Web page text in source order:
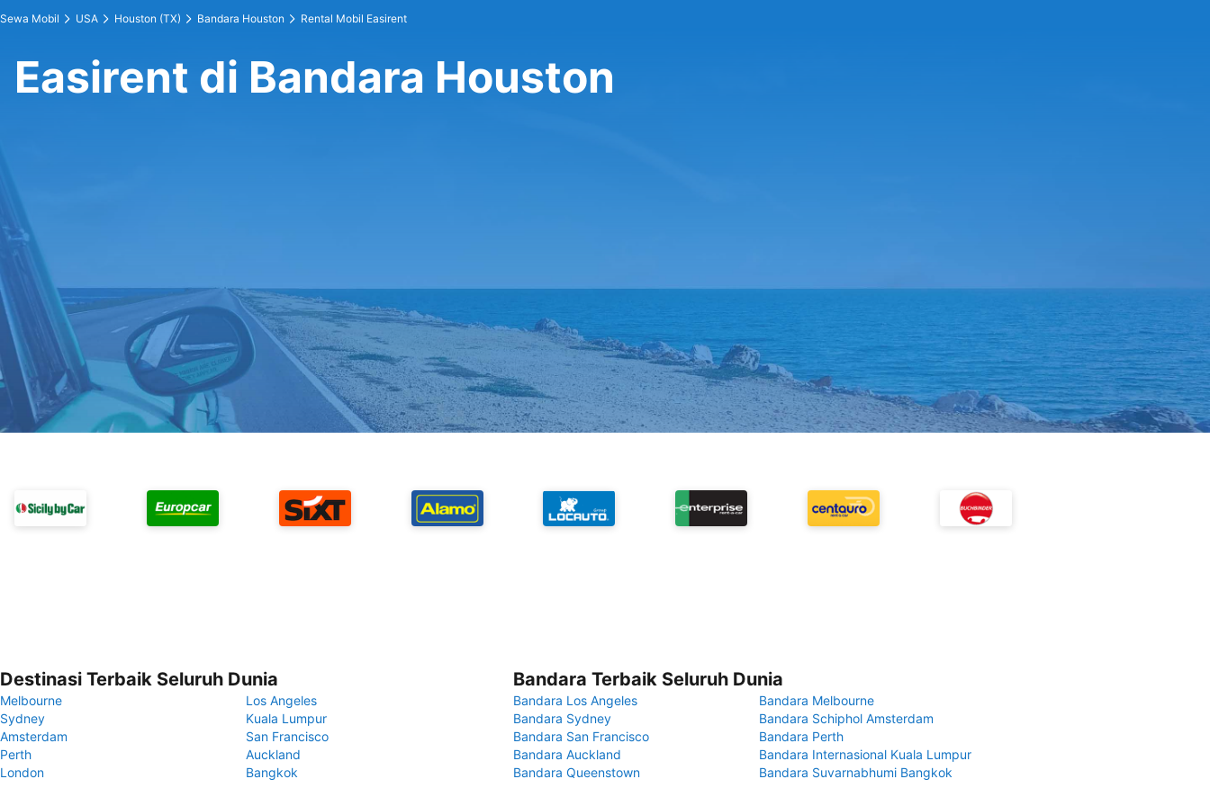
Sewa Mobil USA Houston (TX) Bandara Houston Rental Mobil Easirent
Easirent di Bandara Houston
Destinasi Terbaik Seluruh Dunia
Melbourne
Los Angeles
Sydney
Kuala Lumpur
Amsterdam
San Francisco
Perth
Auckland
London
Bangkok
Bandara Terbaik Seluruh Dunia
Bandara Los Angeles
Bandara Melbourne
Bandara Sydney
Bandara Schiphol Amsterdam
Bandara San Francisco
Bandara Perth
Bandara Auckland
Bandara Internasional Kuala Lumpur
Bandara Queenstown
Bandara Suvarnabhumi Bangkok